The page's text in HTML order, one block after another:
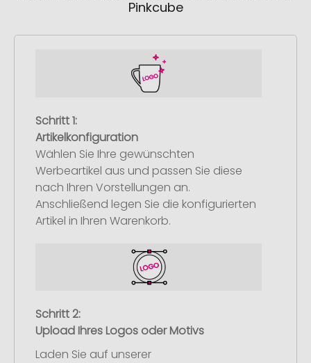
Pinkcube
Schritt 1:
Artikelkonfiguration
Wählen Sie Ihre gewünschten
Werbeartikel aus und passen Sie diese
nach Ihren Vorstellungen an.
Anschließend legen Sie die konfigurierten
Artikel in Ihren Warenkorb.
Schritt 2:
Upload Ihres Logos oder Motivs
Laden Sie auf unserer